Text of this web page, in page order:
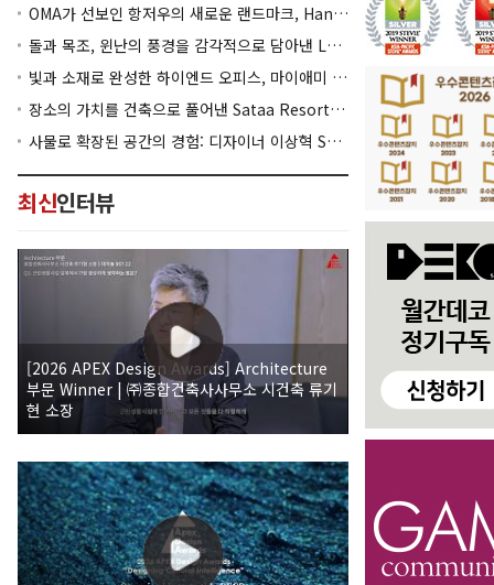
OMA가 선보인 항저우의 새로운 랜드마크, Hangzhou Prism
돌과 목조, 윈난의 풍경을 감각적으로 담아낸 Lan Bistro Yunnan Restaurant
빛과 소재로 완성한 하이엔드 오피스, 마이애미 830 Brickell
장소의 가치를 건축으로 풀어낸 Sataa Resort Nan
사물로 확장된 공간의 경험: 디자이너 이상혁 SANGHYEOK LEE
최신인터뷰
[2026 APEX Design Awards] Architecture
부문 Winner | ㈜종합건축사사무소 시건축 류기
현 소장